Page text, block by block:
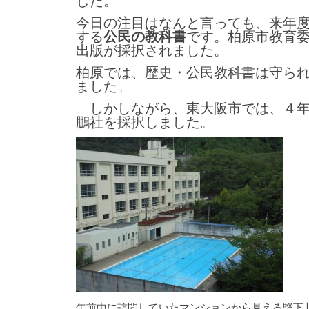
今日の注目はなんと言っても、来年
する公民の教科書です。柏原市教育
出版が採択されました。
柏原では、歴史・公民教科書は守ら
ました。
しかしながら、東大阪市では、４
鵬社を採択しました。